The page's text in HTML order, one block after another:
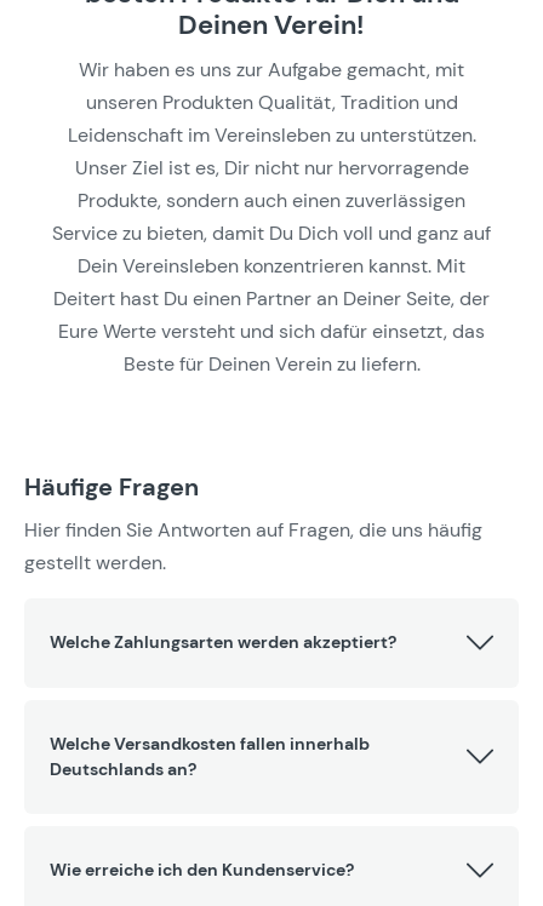
Deinen Verein!
Wir haben es uns zur Aufgabe gemacht, mit
unseren Produkten Qualität, Tradition und
Leidenschaft im Vereinsleben zu unterstützen.
Unser Ziel ist es, Dir nicht nur hervorragende
Produkte, sondern auch einen zuverlässigen
Service zu bieten, damit Du Dich voll und ganz auf
Dein Vereinsleben konzentrieren kannst. Mit
Deitert hast Du einen Partner an Deiner Seite, der
Eure Werte versteht und sich dafür einsetzt, das
Beste für Deinen Verein zu liefern.
Häufige Fragen
Hier finden Sie Antworten auf Fragen, die uns häufig
gestellt werden.
Welche Zahlungsarten werden akzeptiert?
Welche Versandkosten fallen innerhalb
Deutschlands an?
Wie erreiche ich den Kundenservice?